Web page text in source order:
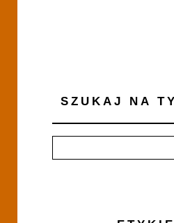
SZUKAJ NA